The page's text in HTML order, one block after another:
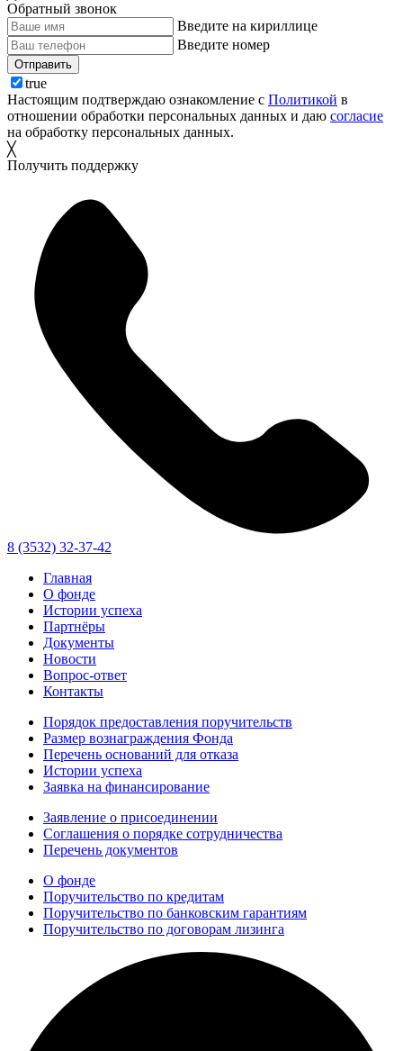
Обратный звонок
Введите на кириллице
Введите номер
Отправить
true
Настоящим подтверждаю ознакомление с Политикой в
отношении обработки персональных данных и даю согласие
на обработку персональных данных.
╳
Получить поддержку
8 (3532) 32-37-42
Главная
О фонде
Истории успеха
Партнёры
Документы
Новости
Вопрос-ответ
Контакты
Порядок предоставления поручительств
Размер вознаграждения Фонда
Перечень оснований для отказа
Истории успеха
Заявка на финансирование
Заявление о присоединении
Соглашения о порядке сотрудничества
Перечень документов
О фонде
Поручительство по кредитам
Поручительство по банковским гарантиям
Поручительство по договорам лизинга